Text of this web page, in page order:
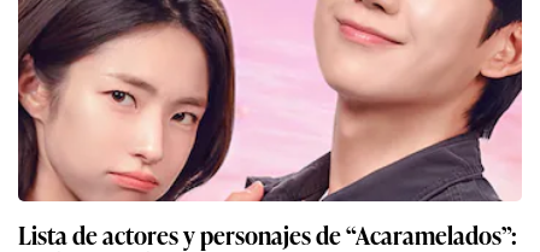
Lista de actores y personajes de “Acaramelados”: